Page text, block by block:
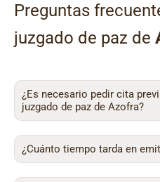
Preguntas
juzgado de paz de
¿Es necesario pedir cita
juzgado de paz de Azofra?
¿Cuánto tiempo tarda en